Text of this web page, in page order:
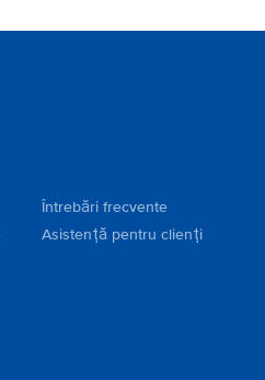
Întrebări frecvente
Asistență pentru clienți